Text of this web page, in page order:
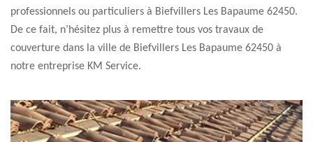
professionnels ou particuliers à Biefvillers Les Bapaume 62450.
De ce fait, n’hésitez plus à remettre tous vos travaux de
couverture dans la ville de Biefvillers Les Bapaume 62450 à
notre entreprise KM Service.